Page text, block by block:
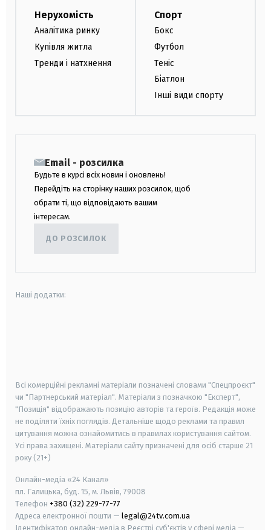
Нерухомість
Аналітика ринку
Купівля житла
Тренди і натхнення
Спорт
Бокс
Футбол
Теніс
Біатлон
Інші види спорту
Email - розсилка
Будьте в курсі всіх новин і оновлень!
Перейдіть на сторінку наших розсилок, щоб
обрати ті, що відповідають вашим
інтересам.
ДО РОЗСИЛОК
Наші додатки:
Всі комерційні рекламні матеріали позначені словами "Спецпроєкт"
чи "Партнерський матеріал". Матеріали з позначкою "Експерт",
"Позиція" відображають позицію авторів та героїв. Редакція може
не поділяти їхніх поглядів. Детальніше щодо реклами та правил
цитування можна ознайомитись в правилах користування сайтом.
Усі права захищені. Матеріали сайту призначені для осіб старше 21
року (21+)
Онлайн-медіа «24 Канал»
пл. Галицька, буд. 15, м. Львів, 79008
Телефон +380 (32) 229-77-77
Адреса електронної пошти — legal@24tv.com.ua
Ідентифікатор онлайн-медіа в Реєстрі суб'єктів у сфері медіа —